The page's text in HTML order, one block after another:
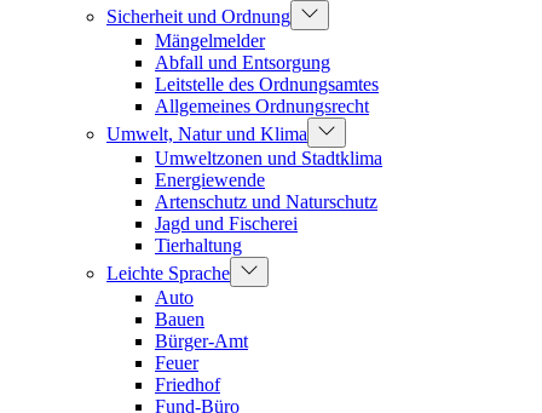
Sicherheit und Ordnung
Mängelmelder
Abfall und Entsorgung
Leitstelle des Ordnungsamtes
Allgemeines Ordnungsrecht
Umwelt, Natur und Klima
Umweltzonen und Stadtklima
Energiewende
Artenschutz und Naturschutz
Jagd und Fischerei
Tierhaltung
Leichte Sprache
Auto
Bauen
Bürger-Amt
Feuer
Friedhof
Fund-Büro